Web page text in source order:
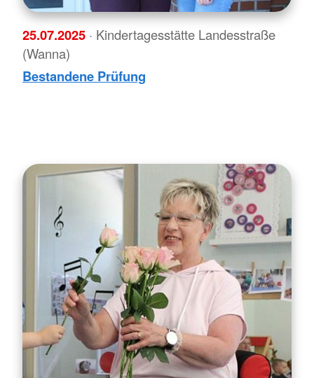
25.07.2025 · Kindertagesstätte Landesstraße
(Wanna)
Bestandene Prüfung